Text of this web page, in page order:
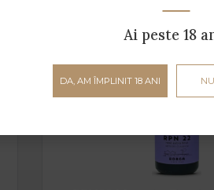
Ai peste 18
DA, AM ÎMPLINIT 18 ANI